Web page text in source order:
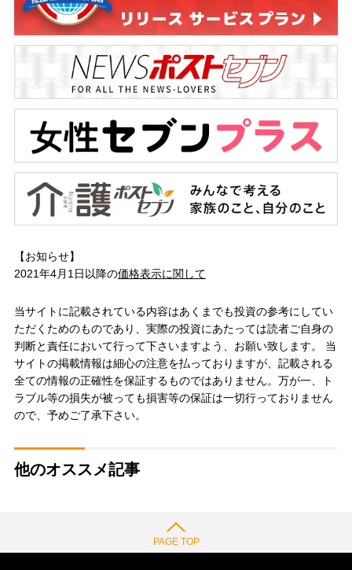
【お知らせ】
2021年4月1日以降の価格表示に関して
当サイトに記載されている内容はあくまでも投資の参考にしてい
ただくためのものであり、実際の投資にあたっては読者ご自身の
判断と責任において行って下さいますよう、お願い致します。 当
サイトの掲載情報は細心の注意を払っておりますが、記載される
全ての情報の正確性を保証するものではありません。万が一、ト
ラブル等の損失が被っても損害等の保証は一切行っておりません
ので、予めご了承下さい。
他のオススメ記事
PAGE TOP